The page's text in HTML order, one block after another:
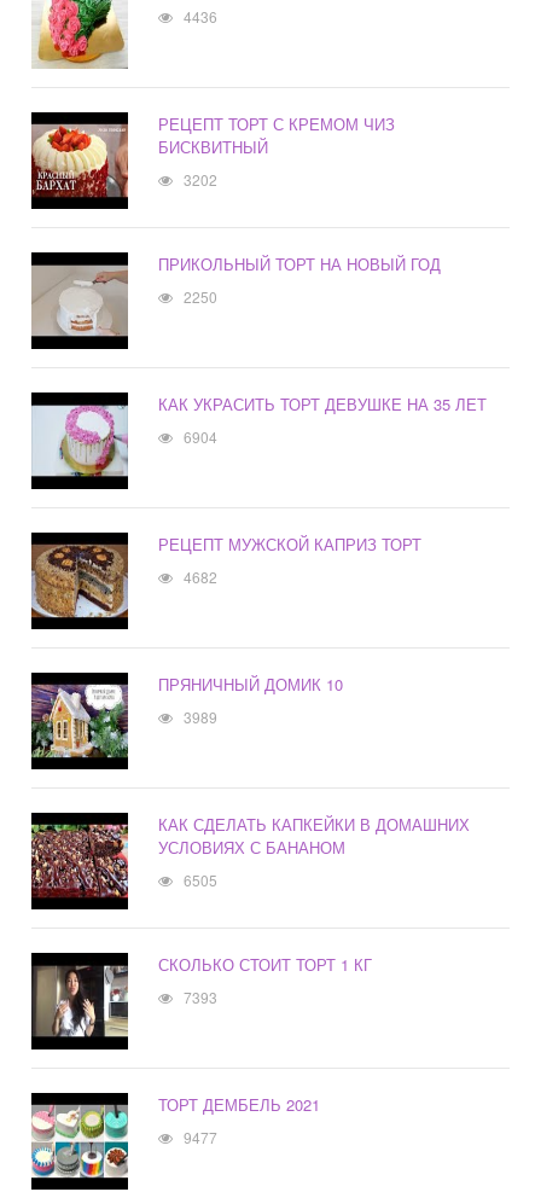
4436
РЕЦЕПТ ТОРТ С КРЕМОМ ЧИЗ
БИСКВИТНЫЙ
3202
ПРИКОЛЬНЫЙ ТОРТ НА НОВЫЙ ГОД
2250
КАК УКРАСИТЬ ТОРТ ДЕВУШКЕ НА 35 ЛЕТ
6904
РЕЦЕПТ МУЖСКОЙ КАПРИЗ ТОРТ
4682
ПРЯНИЧНЫЙ ДОМИК 10
3989
КАК СДЕЛАТЬ КАПКЕЙКИ В ДОМАШНИХ
УСЛОВИЯХ С БАНАНОМ
6505
СКОЛЬКО СТОИТ ТОРТ 1 КГ
7393
ТОРТ ДЕМБЕЛЬ 2021
9477